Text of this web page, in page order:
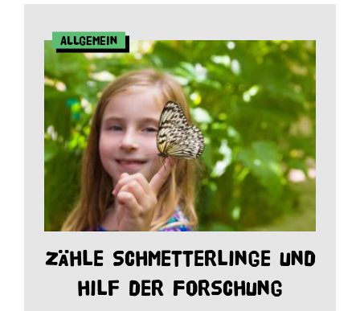
Allgemein
Zähle Schmetterlinge und
hilf der Forschung